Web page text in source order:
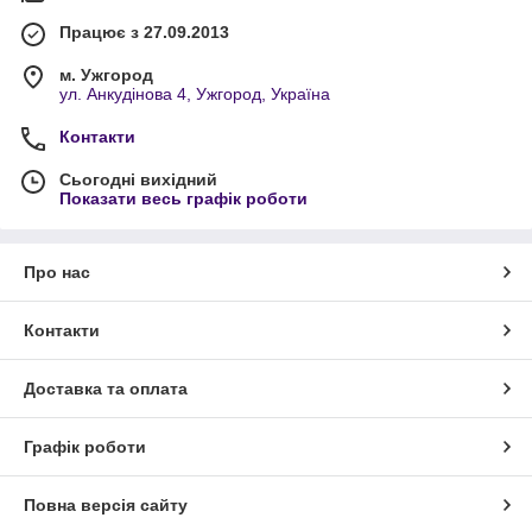
Працює з 27.09.2013
м. Ужгород
ул. Анкудінова 4, Ужгород, Україна
Контакти
Сьогодні вихідний
Показати весь графік роботи
Про нас
Контакти
Доставка та оплата
Графік роботи
Повна версія сайту